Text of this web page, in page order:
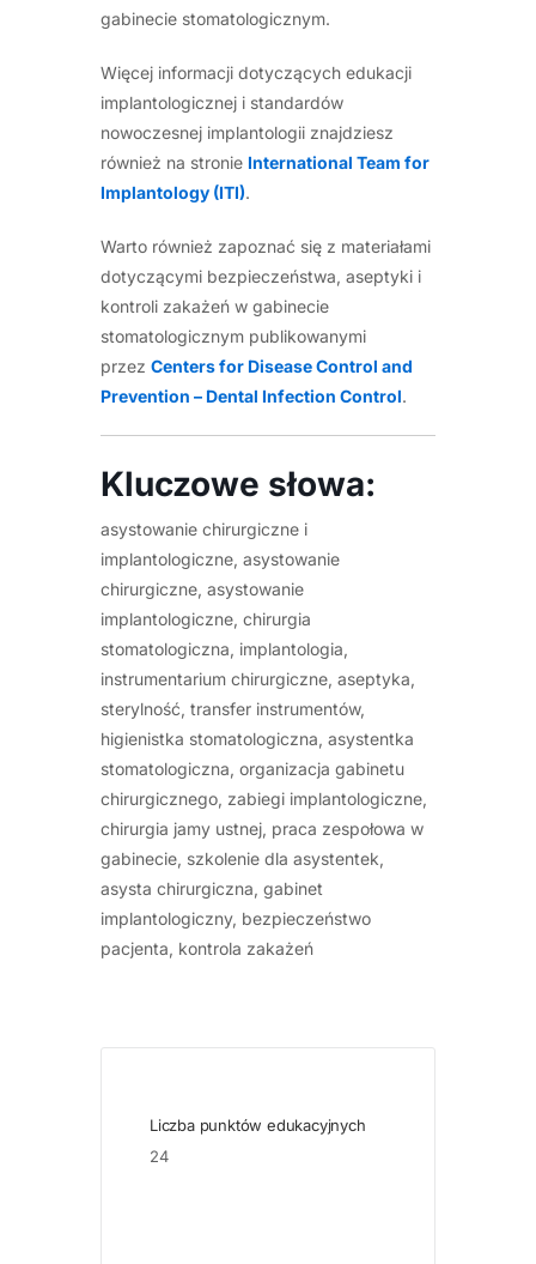
gabinecie stomatologicznym.
Więcej informacji dotyczących edukacji
implantologicznej i standardów
nowoczesnej implantologii znajdziesz
również na stronie International Team for
Implantology (ITI).
Warto również zapoznać się z materiałami
dotyczącymi bezpieczeństwa, aseptyki i
kontroli zakażeń w gabinecie
stomatologicznym publikowanymi
przez Centers for Disease Control and
Prevention – Dental Infection Control.
Kluczowe słowa:
asystowanie chirurgiczne i
implantologiczne, asystowanie
chirurgiczne, asystowanie
implantologiczne, chirurgia
stomatologiczna, implantologia,
instrumentarium chirurgiczne, aseptyka,
sterylność, transfer instrumentów,
higienistka stomatologiczna, asystentka
stomatologiczna, organizacja gabinetu
chirurgicznego, zabiegi implantologiczne,
chirurgia jamy ustnej, praca zespołowa w
gabinecie, szkolenie dla asystentek,
asysta chirurgiczna, gabinet
implantologiczny, bezpieczeństwo
pacjenta, kontrola zakażeń
Liczba punktów edukacyjnych
24